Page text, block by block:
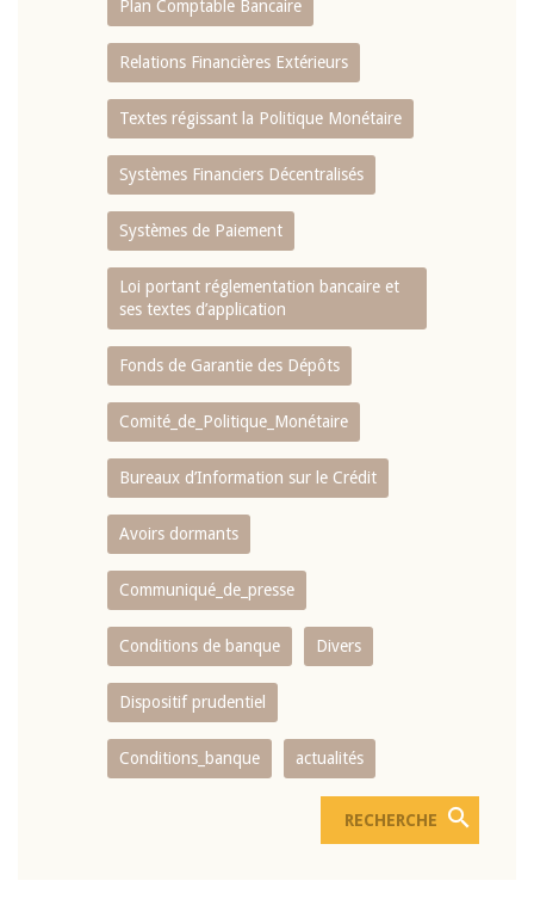
Plan Comptable Bancaire
Relations Financières Extérieurs
Textes régissant la Politique Monétaire
Systèmes Financiers Décentralisés
Systèmes de Paiement
Loi portant réglementation bancaire et
ses textes d’application
Fonds de Garantie des Dépôts
Comité_de_Politique_Monétaire
Bureaux d’Information sur le Crédit
Avoirs dormants
Communiqué_de_presse
Conditions de banque Divers
Dispositif prudentiel
Conditions_banque actualités